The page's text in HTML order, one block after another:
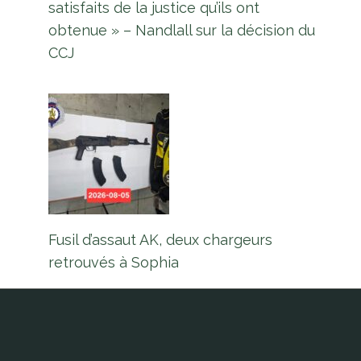
satisfaits de la justice qu’ils ont
obtenue » – Nandlall sur la décision du
CCJ
Fusil d’assaut AK, deux chargeurs
retrouvés à Sophia